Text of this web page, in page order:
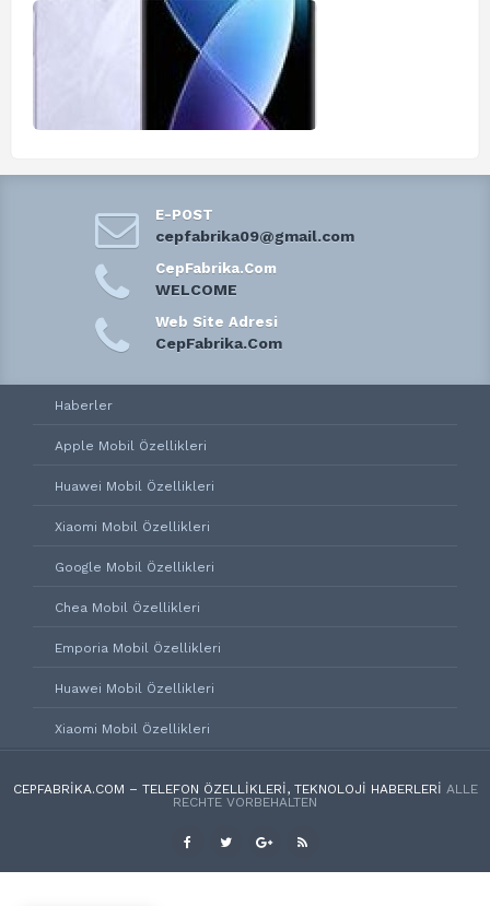
E-POST
cepfabrika09@gmail.com
CepFabrika.Com
WELCOME
Web Site Adresi
CepFabrika.Com
Haberler
Apple Mobil Özellikleri
Huawei Mobil Özellikleri
Xiaomi Mobil Özellikleri
Google Mobil Özellikleri
Chea Mobil Özellikleri
Emporia Mobil Özellikleri
Huawei Mobil Özellikleri
Xiaomi Mobil Özellikleri
CEPFABRIKA.COM – TELEFON ÖZELLIKLERI, TEKNOLOJI HABERLERI ALLE
RECHTE VORBEHALTEN